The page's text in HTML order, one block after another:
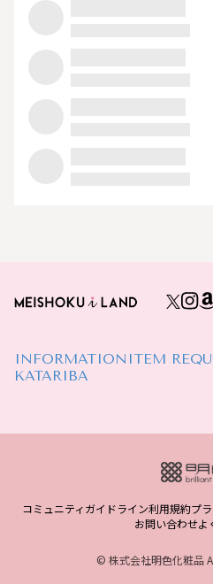
INFORMATION ITEM
KATARIBA
コミュニティガイドライン利用規約プ
お問い合わせよ
© 株式会社明色化粧品